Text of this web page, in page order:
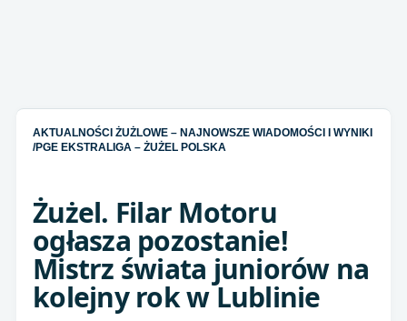
AKTUALNOŚCI ŻUŻLOWE – NAJNOWSZE WIADOMOŚCI I WYNIKI
/PGE EKSTRALIGA – ŻUŻEL POLSKA
Żużel. Filar Motoru
ogłasza pozostanie!
Mistrz świata juniorów na
kolejny rok w Lublinie